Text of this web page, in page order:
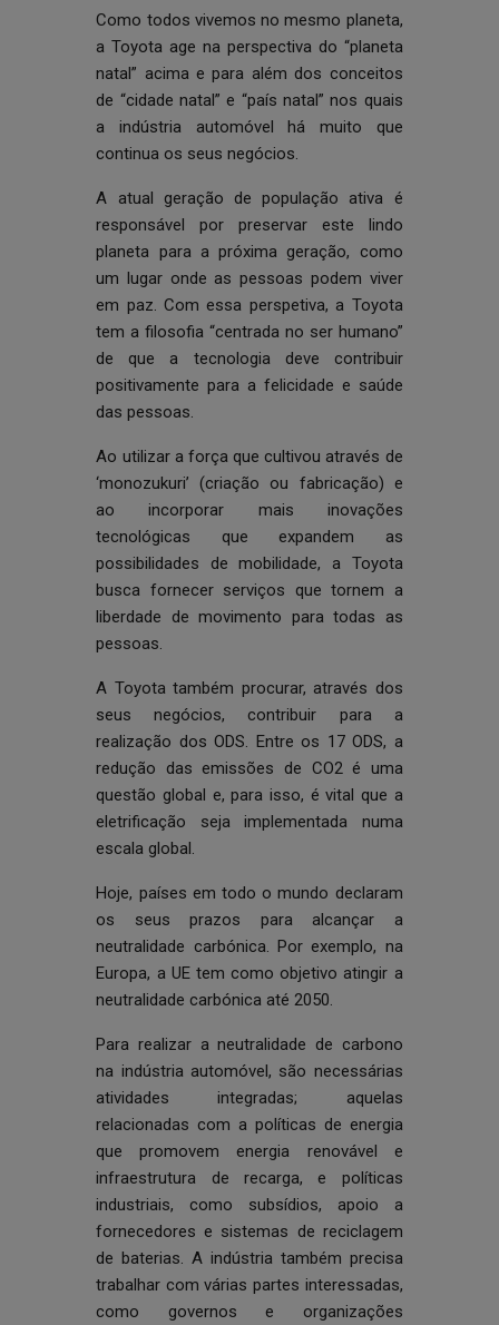
Como todos vivemos no mesmo planeta,
a Toyota age na perspectiva do “planeta
natal” acima e para além dos conceitos
de “cidade natal” e “país natal” nos quais
a indústria automóvel há muito que
continua os seus negócios.
A atual geração de população ativa é
responsável por preservar este lindo
planeta para a próxima geração, como
um lugar onde as pessoas podem viver
em paz. Com essa perspetiva, a Toyota
tem a filosofia “centrada no ser humano”
de que a tecnologia deve contribuir
positivamente para a felicidade e saúde
das pessoas.
Ao utilizar a força que cultivou através de
‘monozukuri’ (criação ou fabricação) e
ao incorporar mais inovações
tecnológicas que expandem as
possibilidades de mobilidade, a Toyota
busca fornecer serviços que tornem a
liberdade de movimento para todas as
pessoas.
A Toyota também procurar, através dos
seus negócios, contribuir para a
realização dos ODS. Entre os 17 ODS, a
redução das emissões de CO2 é uma
questão global e, para isso, é vital que a
eletrificação seja implementada numa
escala global.
Hoje, países em todo o mundo declaram
os seus prazos para alcançar a
neutralidade carbónica. Por exemplo, na
Europa, a UE tem como objetivo atingir a
neutralidade carbónica até 2050.
Para realizar a neutralidade de carbono
na indústria automóvel, são necessárias
atividades integradas; aquelas
relacionadas com a políticas de energia
que promovem energia renovável e
infraestrutura de recarga, e políticas
industriais, como subsídios, apoio a
fornecedores e sistemas de reciclagem
de baterias. A indústria também precisa
trabalhar com várias partes interessadas,
como governos e organizações